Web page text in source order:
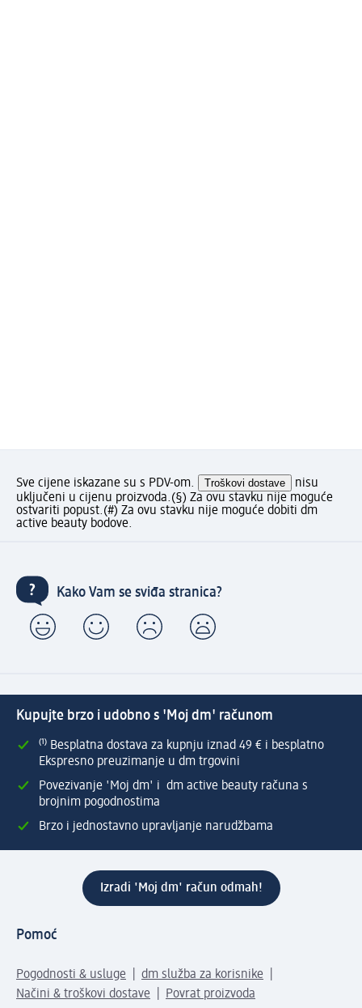
Sve cijene iskazane su s PDV-om. Troškovi dostave
nisu
uključeni u cijenu proizvoda.(§) Za ovu stavku nije moguće
ostvariti popust.(#) Za ovu stavku nije moguće dobiti dm
active beauty bodove.
Kako Vam se sviđa stranica?
Kupujte brzo i udobno s 'Moj dm' računom
⁽¹⁾ Besplatna dostava za kupnju iznad 49 € i besplatno
Ekspresno preuzimanje u dm trgovini
Povezivanje 'Moj dm' i dm active beauty računa s
brojnim pogodnostima
Brzo i jednostavno upravljanje narudžbama
Izradi 'Moj dm' račun odmah!
Pomoć
Pogodnosti & usluge
dm služba za korisnike
Načini & troškovi dostave
Povrat proizvoda